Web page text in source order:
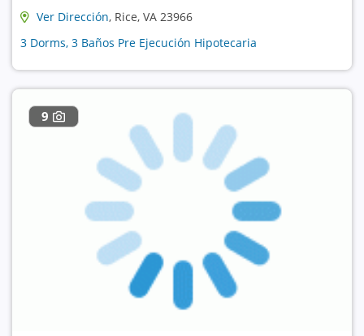
Ver Dirección, Rice, VA 23966
3 Dorms, 3 Baños Pre Ejecución Hipotecaria
9